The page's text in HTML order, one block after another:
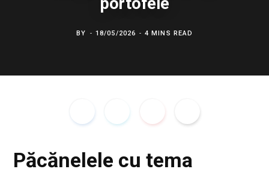
BY 18/05/2026 4 MINS READ
Păcănelele cu tema